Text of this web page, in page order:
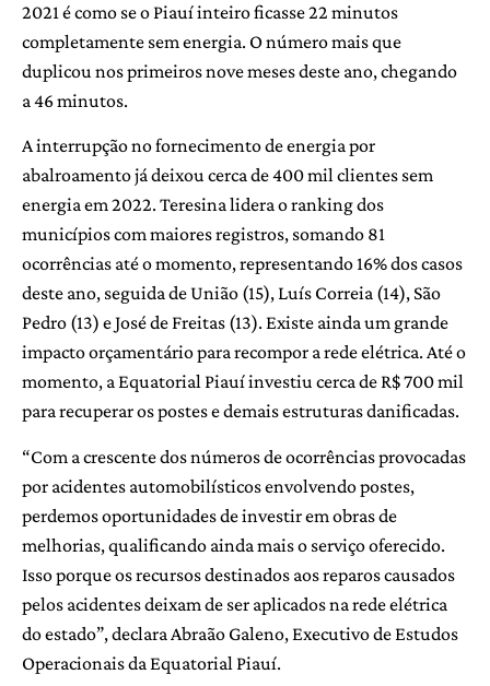
2021 é como se o Piauí inteiro ficasse 22 minutos
completamente sem energia. O número mais que
duplicou nos primeiros nove meses deste ano, chegando
a 46 minutos.
A interrupção no fornecimento de energia por
abalroamento já deixou cerca de 400 mil clientes sem
energia em 2022. Teresina lidera o ranking dos
municípios com maiores registros, somando 81
ocorrências até o momento, representando 16% dos casos
deste ano, seguida de União (15), Luís Correia (14), São
Pedro (13) e José de Freitas (13). Existe ainda um grande
impacto orçamentário para recompor a rede elétrica. Até o
momento, a Equatorial Piauí investiu cerca de R$ 700 mil
para recuperar os postes e demais estruturas danificadas.
“Com a crescente dos números de ocorrências provocadas
por acidentes automobilísticos envolvendo postes,
perdemos oportunidades de investir em obras de
melhorias, qualificando ainda mais o serviço oferecido.
Isso porque os recursos destinados aos reparos causados
pelos acidentes deixam de ser aplicados na rede elétrica
do estado”, declara Abraão Galeno, Executivo de Estudos
Operacionais da Equatorial Piauí.